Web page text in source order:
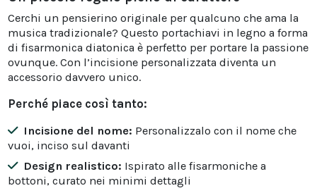
Cerchi un pensierino originale per qualcuno che ama la
musica tradizionale? Questo portachiavi in legno a forma
di fisarmonica diatonica è perfetto per portare la passione
ovunque. Con l’incisione personalizzata diventa un
accessorio davvero unico.
Perché piace così tanto:
Incisione del nome: Personalizzalo con il nome che
vuoi, inciso sul davanti
Design realistico: Ispirato alle fisarmoniche a
bottoni, curato nei minimi dettagli